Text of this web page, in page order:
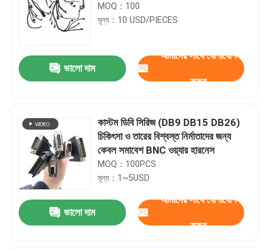
MOQ：100
মূল্য：10 USD/PIECES
ভালো দাম
আমাদের সাথে যোগাযোগ
করুন
কাস্টম ডিবি সিরিজ (DB9 DB15 DB26)
চিকিৎসা ও তারের বিশ্বস্ত নির্মাতাদের জন্য
কেবল সমাবেশ BNC ওয়্যার হারনেস
MOQ：100PCS
মূল্য：1~5USD
ভালো দাম
আমাদের সাথে যোগাযোগ
করুন